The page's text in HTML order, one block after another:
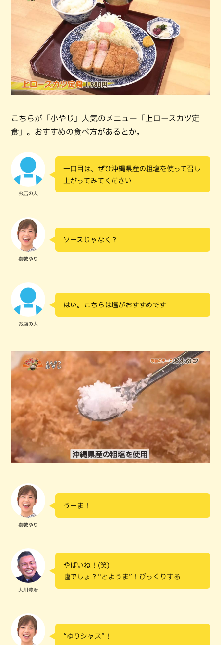
こちらが「小やじ」人気のメニュー「上ロースカツ定
食」。おすすめの食べ方があるとか。
お店の人
一口目は、ぜひ沖縄県産の粗塩を使って召し
上がってみてください
嘉数ゆり
ソースじゃなく？
お店の人
はい。こちらは塩がおすすめです
嘉数ゆり
うーま！
大川豊治
やばいね！(笑)
嘘でしょ？“とようま”！びっくりする
“ゆりシャス”！